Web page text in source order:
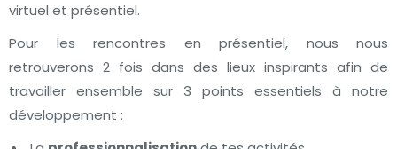
virtuel et présentiel.
Pour les rencontres en présentiel, nous nous
retrouverons 2 fois dans des lieux inspirants afin de
travailler ensemble sur 3 points essentiels à notre
développement :